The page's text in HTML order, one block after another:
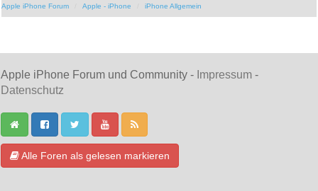
Apple iPhone Forum Apple - iPhone iPhone Allgemein
Apple iPhone Forum und Community - Impressum -
Datenschutz
Alle Foren als gelesen markieren